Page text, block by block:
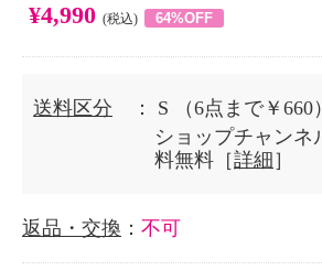
¥4,990 (税込) 64%OFF
送料区分 ： S
（6点まで￥660）
ショップチャンネ
料無料［詳細 ］
返品・交換 ： 不可